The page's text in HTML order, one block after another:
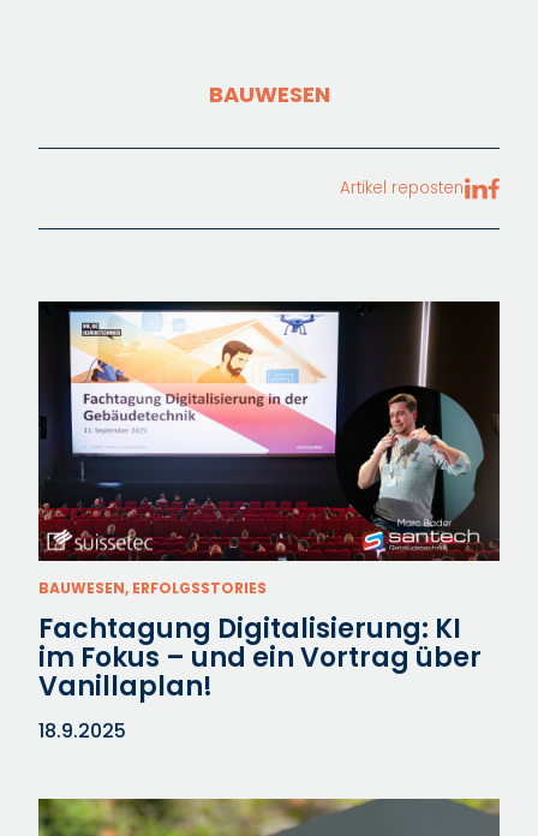
BAUWESEN
Artikel reposten
BAUWESEN, ERFOLGSSTORIES
Fachtagung Digitalisierung: KI
im Fokus – und ein Vortrag über
Vanillaplan!
18.9.2025